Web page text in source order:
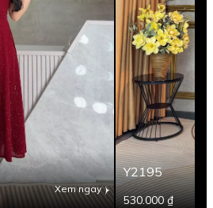
Xem ngay
530.000 ₫
Y2195